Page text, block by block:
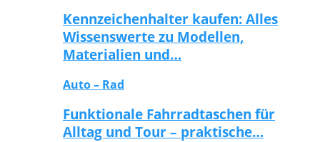
Kennzeichenhalter kaufen: Alles
Wissenswerte zu Modellen,
Materialien und…
Auto – Rad
Funktionale Fahrradtaschen für
Alltag und Tour – praktische…